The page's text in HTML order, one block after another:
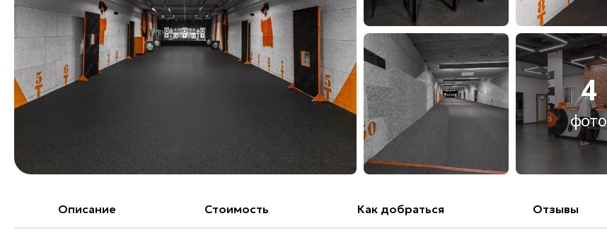
Банные комплексы
Горнолыжные клубы
Спецпроекты
Инвестиционный портал
Федоскинская фабрика
Пикник в Подмосковье
Золотое кольцо России
Войти
Особо охраняемые
4
фото
Описание Cтоимость Как добраться Отзывы